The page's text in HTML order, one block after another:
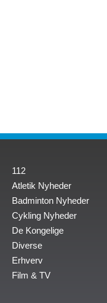
112
Atletik Nyheder
Badminton Nyheder
Cykling Nyheder
De Kongelige
Diverse
Erhverv
Film & TV